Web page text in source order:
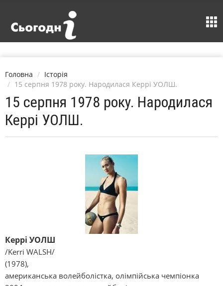
Головна
Історія
15 серпня 1978 року. Народилася Керрі УОЛШ.
15 серпня 1978 року. Народилася
Керрі УОЛШ.
Керрі УОЛШ
/Kerri WALSH/
(1978),
американська волейболістка, олімпійська чемпіонка